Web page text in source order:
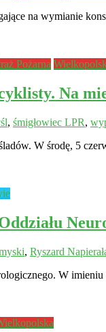
na wymianie
Pożarna
Na
, śmigłowiec LPR,
W środę, 5
, Ryszard
W